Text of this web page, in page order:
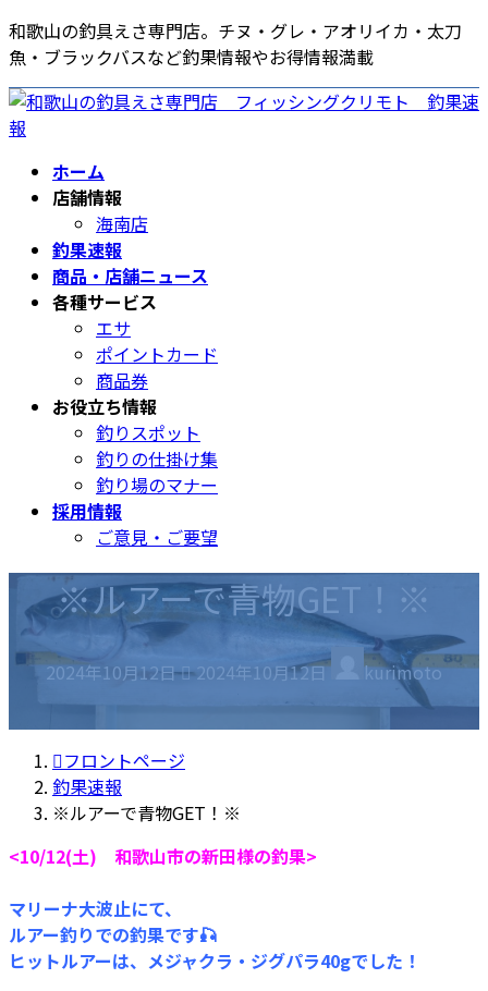
コ
ン
テ
ン
ツ
ナ
ビ
ゲ
ー
シ
和歌山の釣具えさ専門店。チヌ・グレ・アオリイカ・太刀
魚・ブラックバスなど釣果情報やお得情報満載
ホーム
店舗情報
海南店
釣果速報
商品・店舗ニュース
各種サービス
エサ
ポイントカード
商品券
お役立ち情報
釣りスポット
釣りの仕掛け集
釣り場のマナー
採用情報
ご意見・ご要望
※ルアーで青物GET！※
2024年10月12日
終
新
:
2024年10月12日 kurimoto
フロントページ
釣果速報
※ルアーで青物GET！※
<10/12(土) 和歌山市の新田様の釣果>
マリーナ大波止にて、
ルアー釣りでの釣果です🎣
ヒットルアーは、メジャクラ・ジグパラ40gでした！